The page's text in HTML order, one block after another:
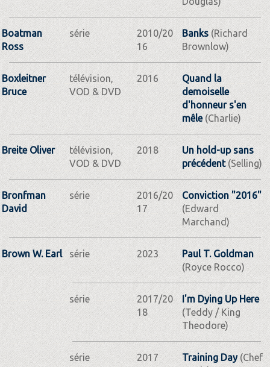
Boatman
Ross
série
2010/20
16
Banks(Richard
Brownlow)
Boxleitner
Bruce
télévision,
VOD & DVD
2016
Quand la
demoiselle
d'honneur s'en
mêle(Charlie)
Breite Oliver
télévision,
VOD & DVD
2018
Un hold-up sans
précédent(Selling)
Bronfman
David
série
2016/20
17
Conviction "2016"
(Edward
Marchand)
Brown W. Earl série 2023
Paul T. Goldman
(Royce Rocco)
série
2017/20
18
I'm Dying Up Here
(Teddy / King
Theodore)
série 2017 Training Day(Chef